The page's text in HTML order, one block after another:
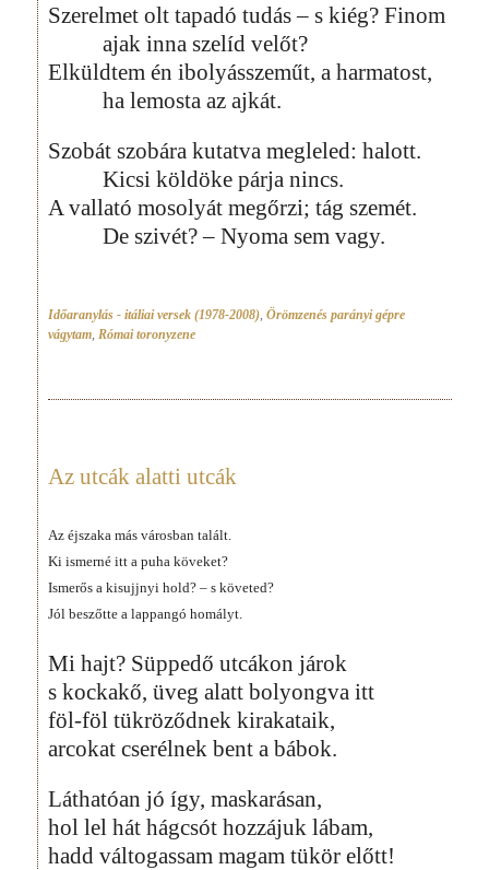
Szerelmet olt tapadó tudás – s kiég? Finom
ajak inna szelíd velőt?
Elküldtem én ibolyásszeműt, a harmatost,
ha lemosta az ajkát.
Szobát szobára kutatva megleled: halott.
Kicsi köldöke párja nincs.
A vallató mosolyát megőrzi; tág szemét.
De szivét? – Nyoma sem vagy.
Időaranylás - itáliai versek (1978-2008) Örömzenés parányi gépre
vágytam Római toronyzene
Az utcák alatti utcák
Az éjszaka más városban talált.
Ki ismerné itt a puha köveket?
Ismerős a kisujjnyi hold? – s követed?
Jól beszőtte a lappangó homályt.
Mi hajt? Süppedő utcákon járok
s kockakő, üveg alatt bolyongva itt
föl-föl tükröződnek kirakataik,
arcokat cserélnek bent a bábok.
Láthatóan jó így, maskarásan,
hol lel hát hágcsót hozzájuk lábam,
hadd váltogassam magam tükör előtt!